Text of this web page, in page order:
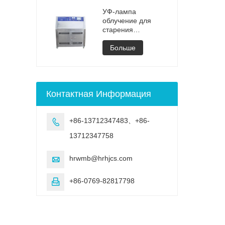
вакуумной сушки
УФ-камера для
выветривания,
старение, УФ-
испытание
УФ-лампа
облучение для
старения
регулируемая
испытательная
камера
Больше
Контактная Информация

+86-13712347483、+86-
13712347758
 hrwmb@hrhjcs.com
 +86-0769-82817798